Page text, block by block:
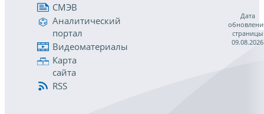
СМЭВ
Аналитический
портал
Видеоматериалы
Карта
сайта
RSS
Дата
страницы
09.08.2026